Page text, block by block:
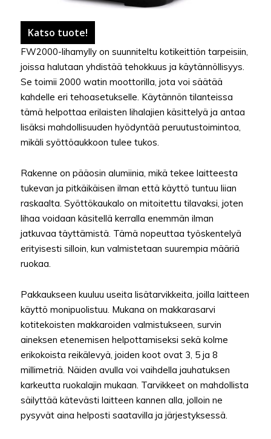
Katso tuote!
FW2000-lihamylly on suunniteltu kotikeittiön tarpeisiin,
joissa halutaan yhdistää tehokkuus ja käytännöllisyys.
Se toimii 2000 watin moottorilla, jota voi säätää
kahdelle eri tehoasetukselle. Käytännön tilanteissa
tämä helpottaa erilaisten lihalajien käsittelyä ja antaa
lisäksi mahdollisuuden hyödyntää peruutustoimintoa,
mikäli syöttöaukkoon tulee tukos.
Rakenne on pääosin alumiinia, mikä tekee laitteesta
tukevan ja pitkäikäisen ilman että käyttö tuntuu liian
raskaalta. Syöttökaukalo on mitoitettu tilavaksi, joten
lihaa voidaan käsitellä kerralla enemmän ilman
jatkuvaa täyttämistä. Tämä nopeuttaa työskentelyä
erityisesti silloin, kun valmistetaan suurempia määriä
ruokaa.
Pakkaukseen kuuluu useita lisätarvikkeita, joilla laitteen
käyttö monipuolistuu. Mukana on makkarasarvi
kotitekoisten makkaroiden valmistukseen, survin
aineksen etenemisen helpottamiseksi sekä kolme
erikokoista reikälevyä, joiden koot ovat 3, 5 ja 8
millimetriä. Näiden avulla voi vaihdella jauhatuksen
karkeutta ruokalajin mukaan. Tarvikkeet on mahdollista
säilyttää kätevästi laitteen kannen alla, jolloin ne
pysyvät aina helposti saatavilla ja järjestyksessä.